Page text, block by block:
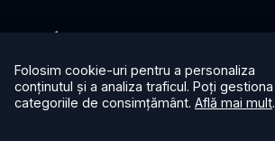
Legal
GDPR
Termeni de Utilizare
Folosim cookie-uri pentru a personaliza
conținutul și a analiza traficul. Poți gestiona
categoriile de consimțământ. Află mai mult.